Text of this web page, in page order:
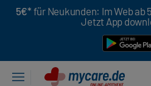
5€* für Neukunden: Im Web ab
Jetzt App